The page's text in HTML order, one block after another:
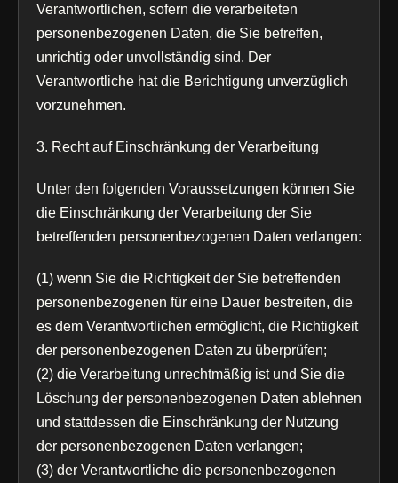
Verantwortlichen, sofern die verarbeiteten
personenbezogenen Daten, die Sie betreffen,
unrichtig oder unvollständig sind. Der
Verantwortliche hat die Berichtigung unverzüglich
vorzunehmen.
3. Recht auf Einschränkung der Verarbeitung
Unter den folgenden Voraussetzungen können Sie
die Einschränkung der Verarbeitung der Sie
betreffenden personenbezogenen Daten verlangen:
(1) wenn Sie die Richtigkeit der Sie betreffenden
personenbezogenen für eine Dauer bestreiten, die
es dem Verantwortlichen ermöglicht, die Richtigkeit
der personenbezogenen Daten zu überprüfen;
(2) die Verarbeitung unrechtmäßig ist und Sie die
Löschung der personenbezogenen Daten ablehnen
und stattdessen die Einschränkung der Nutzung
der personenbezogenen Daten verlangen;
(3) der Verantwortliche die personenbezogenen